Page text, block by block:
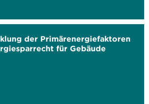
der Primärenergiefaktoren
für Gebäude